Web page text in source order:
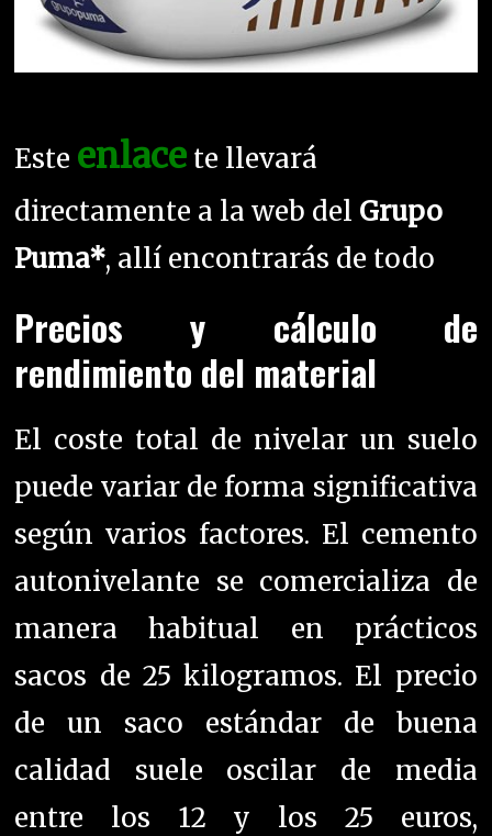
Este enlace te llevará
directamente a la web del Grupo
Puma*, allí encontrarás de todo
Precios y cálculo de
rendimiento del material
El coste total de nivelar un suelo
puede variar de forma significativa
según varios factores. El cemento
autonivelante se comercializa de
manera habitual en prácticos
sacos de 25 kilogramos. El precio
de un saco estándar de buena
calidad suele oscilar de media
entre los 12 y los 25 euros,